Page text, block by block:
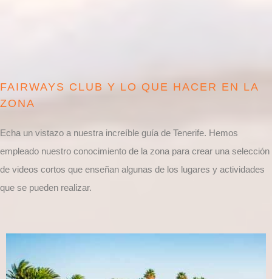
FAIRWAYS CLUB Y LO QUE HACER EN LA
ZONA
Echa un vistazo a nuestra increíble guía de Tenerife. Hemos
empleado nuestro conocimiento de la zona para crear una selección
de videos cortos que enseñan algunas de los lugares y actividades
que se pueden realizar.